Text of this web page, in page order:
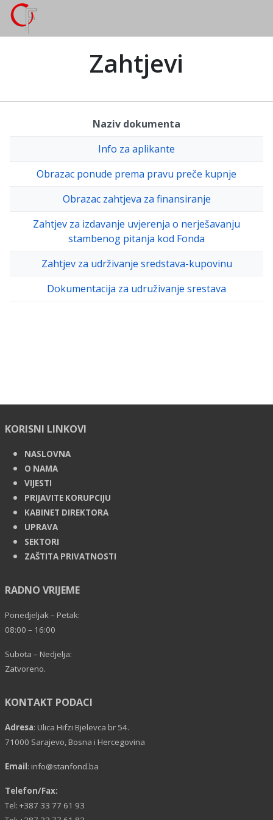
Zahtjevi
Naziv dokumenta
Info za aplikante
Obrazac ponude prema pravu preče kupnje
Obrazac zahtjeva za finansiranje
Zahtjev za izdavanje uvjerenja o nerješavanju
stambenog pitanja kod Fonda
Zahtjev za udrživanje sredstava-kupovinu
Dokumentacija za udruživanje srestava
KORISNI LINKOVI
NASLOVNA
O NAMA
VIJESTI
PRIJAVITE KORUPCIJU
KABINET DIREKTORA
UPRAVA
SEKTORI
ZAŠTITA PRIVATNOSTI
RADNO VRIJEME
Ponedjeljak – Petak:
08:00 – 16:00
Subota – Nedjelja:
Zatvoreno.
KONTAKT PODACI
Adresa: Ulica Hifzi Bjelevca br 54.
71000 Sarajevo, Bosna i Hercegovina
Email: info@stanfond.ba
Telefon/Fax:
Tel: +387 33 77 61 93